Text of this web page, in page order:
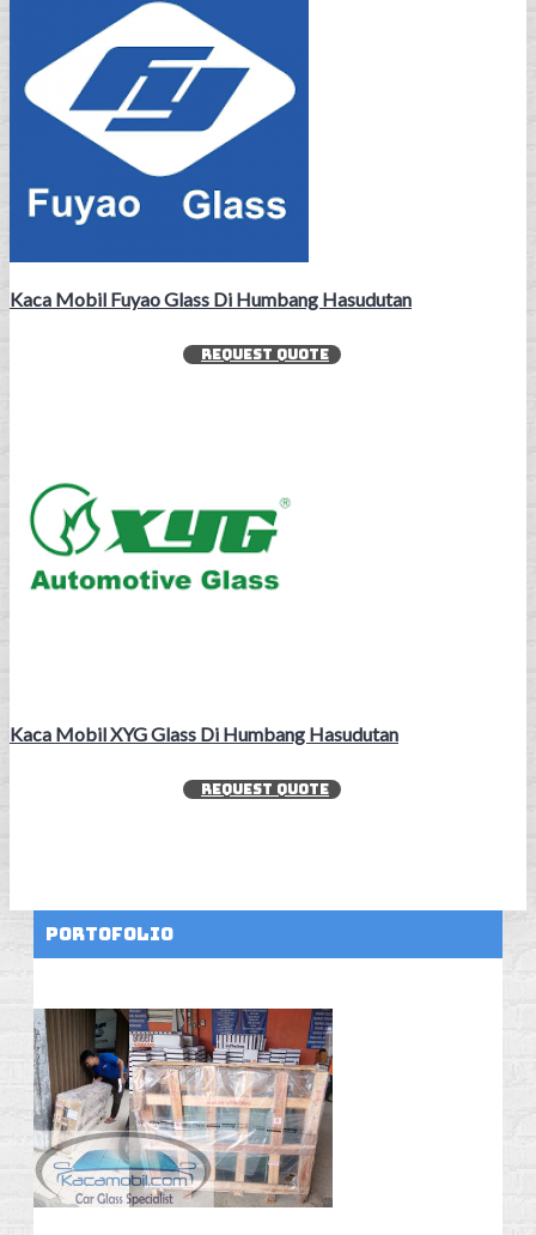
Kaca Mobil Fuyao Glass Di Humbang Hasudutan
REQUEST QUOTE
Kaca Mobil XYG Glass Di Humbang Hasudutan
REQUEST QUOTE
Portofolio